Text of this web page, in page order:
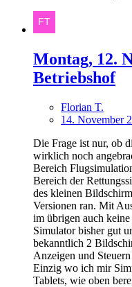
Montag, 12.
Betriebshof
Florian T.
14. November
Die Frage ist nur, ob
wirklich noch
Bereich
Bereich der
des kleinen
Versionen ran. Mit
im übrigen auch
Simulator bisher gut
bekanntlich 2
Anzeigen und
Einzig wo ich mir
Tablets, wie oben